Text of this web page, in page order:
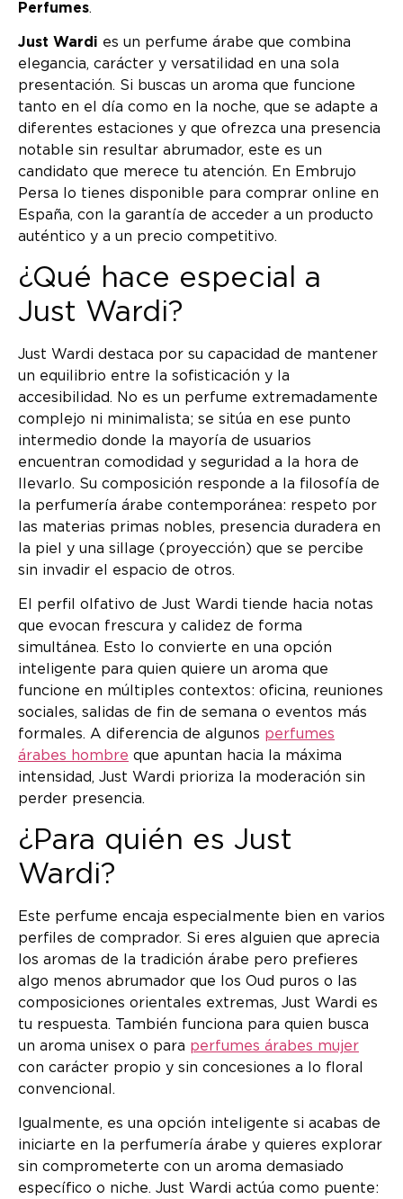
Perfumes.
Just Wardi es un perfume árabe que combina
elegancia, carácter y versatilidad en una sola
presentación. Si buscas un aroma que funcione
tanto en el día como en la noche, que se adapte a
diferentes estaciones y que ofrezca una presencia
notable sin resultar abrumador, este es un
candidato que merece tu atención. En Embrujo
Persa lo tienes disponible para comprar online en
España, con la garantía de acceder a un producto
auténtico y a un precio competitivo.
¿Qué hace especial a
Just Wardi?
Just Wardi destaca por su capacidad de mantener
un equilibrio entre la sofisticación y la
accesibilidad. No es un perfume extremadamente
complejo ni minimalista; se sitúa en ese punto
intermedio donde la mayoría de usuarios
encuentran comodidad y seguridad a la hora de
llevarlo. Su composición responde a la filosofía de
la perfumería árabe contemporánea: respeto por
las materias primas nobles, presencia duradera en
la piel y una sillage (proyección) que se percibe
sin invadir el espacio de otros.
El perfil olfativo de Just Wardi tiende hacia notas
que evocan frescura y calidez de forma
simultánea. Esto lo convierte en una opción
inteligente para quien quiere un aroma que
funcione en múltiples contextos: oficina, reuniones
sociales, salidas de fin de semana o eventos más
formales. A diferencia de algunos perfumes
árabes hombre que apuntan hacia la máxima
intensidad, Just Wardi prioriza la moderación sin
perder presencia.
¿Para quién es Just
Wardi?
Este perfume encaja especialmente bien en varios
perfiles de comprador. Si eres alguien que aprecia
los aromas de la tradición árabe pero prefieres
algo menos abrumador que los Oud puros o las
composiciones orientales extremas, Just Wardi es
tu respuesta. También funciona para quien busca
un aroma unisex o para perfumes árabes mujer
con carácter propio y sin concesiones a lo floral
convencional.
Igualmente, es una opción inteligente si acabas de
iniciarte en la perfumería árabe y quieres explorar
sin comprometerte con un aroma demasiado
específico o niche. Just Wardi actúa como puente: